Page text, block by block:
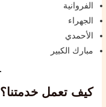
الفروانية
الجهراء
الأحمدي
مبارك الكبير
كيف تعمل خدمتنا؟